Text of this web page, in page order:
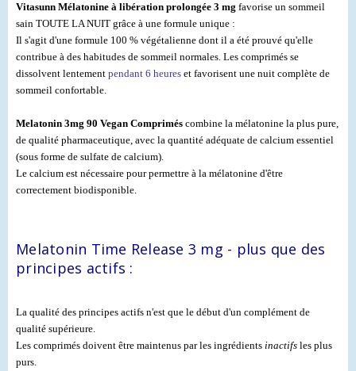
Vitasunn Mélatonine à libération prolongée 3 mg favorise un sommeil
sain TOUTE LA NUIT grâce à une formule unique :
Il s'agit d'une formule 100 % végétalienne dont il a été prouvé qu'elle
contribue à des habitudes de sommeil normales. Les comprimés se
dissolvent lentement pendant 6 heures et favorisent une nuit complète de
sommeil confortable.
Melatonin 3mg 90 Vegan Comprimés combine la mélatonine la plus pure,
de qualité pharmaceutique, avec la quantité adéquate de calcium essentiel
(sous forme de sulfate de calcium).
Le calcium est nécessaire pour permettre à la mélatonine d'être
correctement biodisponible.
Melatonin Time Release 3 mg - plus que des
principes actifs :
La qualité des principes actifs n'est que le début d'un complément de
qualité supérieure.
Les comprimés doivent être maintenus par les ingrédients inactifs les plus
purs.